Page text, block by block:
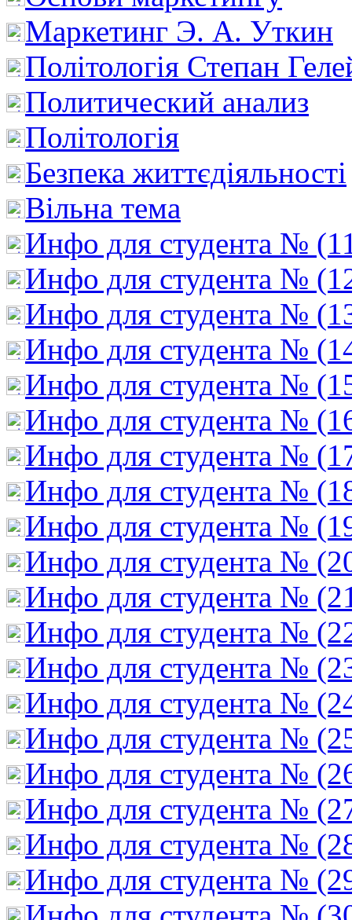
Маркетинг Э. А. Уткин
Політологія Степан
Политический анализ
Політологія
Безпека життєдіяльності
Вільна тема
Инфо для студента №
Инфо для студента №
Инфо для студента №
Инфо для студента №
Инфо для студента №
Инфо для студента №
Инфо для студента №
Инфо для студента №
Инфо для студента №
Инфо для студента №
Инфо для студента №
Инфо для студента №
Инфо для студента №
Инфо для студента №
Инфо для студента №
Инфо для студента №
Инфо для студента №
Инфо для студента №
Инфо для студента №